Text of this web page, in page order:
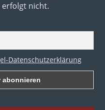
erfolgt nicht.
Datenschutzerklärung